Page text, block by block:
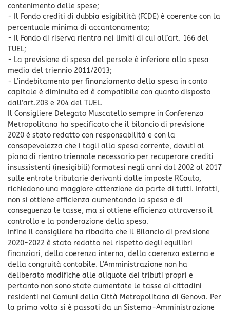
contenimento delle spese;
- Il Fondo crediti di dubbia esigibilità (FCDE) è coerente con la
percentuale minima di accantonamento;
- Il Fondo di riserva rientra nei limiti di cui all’art. 166 del
TUEL;
- La previsione di spesa del persole è inferiore alla spesa
media del triennio 2011/2013;
- L’indebitamento per finanziamento della spesa in conto
capitale è diminuito ed è compatibile con quanto disposto
dall’art.203 e 204 del TUEL.
Il Consigliere Delegato Muscatello sempre in Conferenza
Metropolitana ha specificato che il bilancio di previsione
2020 è stato redatto con responsabilità e con la
consapevolezza che i tagli alla spesa corrente, dovuti al
piano di rientro triennale necessario per recuperare crediti
insussistenti (inesigibili) formatesi negli anni dal 2002 al 2017
sulle entrate tributarie derivanti dalle imposte RCauto,
richiedono una maggiore attenzione da parte di tutti. Infatti,
non si ottiene efficienza aumentando la spesa e di
conseguenza le tasse, ma si ottiene efficienza attraverso il
controllo e la ponderazione della spesa.
Infine il consigliere ha ribadito che il Bilancio di previsione
2020-2022 è stato redatto nel rispetto degli equilibri
finanziari, della coerenza interna, della coerenza esterna e
della congruità contabile. L’Amministrazione non ha
deliberato modifiche alle aliquote dei tributi propri e
pertanto non sono state aumentate le tasse ai cittadini
residenti nei Comuni della Città Metropolitana di Genova. Per
la prima volta si è passati da un Sistema-Amministrazione